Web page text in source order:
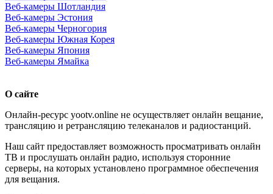
Веб-камеры Шотландия
Веб-камеры Эстония
Веб-камеры Черногория
Веб-камеры Южная Корея
Веб-камеры Япония
Веб-камеры Ямайка
О сайте
Онлайн-ресурс yootv.online не осуществляет онлайн вещание,
трансляцию и ретрансляцию телеканалов и радиостанций.
Наш сайт предоставляет возможность просматривать онлайн
ТВ и прослушать онлайн радио, используя сторонние
серверы, на которых установлено программное обеспечения
для вещания.